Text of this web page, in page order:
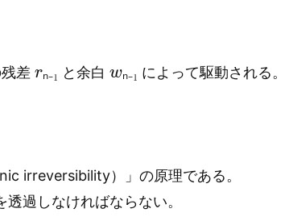
差 ₙ₋ と余白 ₋₁
によって駆動される
irreversibility）」の原理である。
過しなければならない。